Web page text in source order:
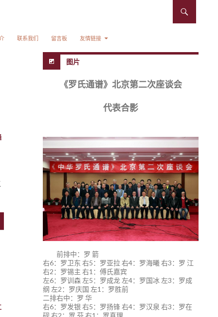
联系我们 留言板 友情链接
图片
《罗氏通谱》北京第二次座谈会
代表合影
前排中：罗 箭
右6：罗卫东 右5：罗亚拉 右4：罗海曦 右3：罗 江
右2：罗锡主 右1：傅氏嘉宾
左6：罗训森 左5：罗成龙 左4：罗国冰 左3：罗成
纲 左2：罗庆国 左1：罗胜前
二排右中：罗 华
右6：罗发银 右5：罗扬锋 右4：罗汉泉 右3：罗在
砚 右2：罗 芬 右1：罗真理